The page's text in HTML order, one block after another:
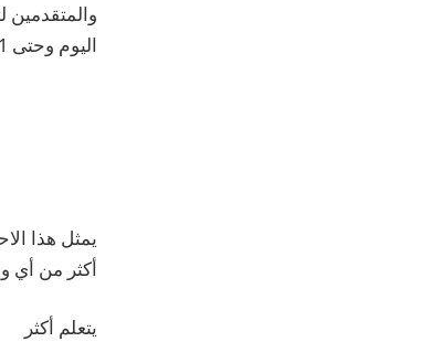
اليوم وحتى 11 مايو الساعة 9 صباحًا بتوقيت المحيط الهادئ.
يمثل هذا
أكثر من
يتعلم أكثر